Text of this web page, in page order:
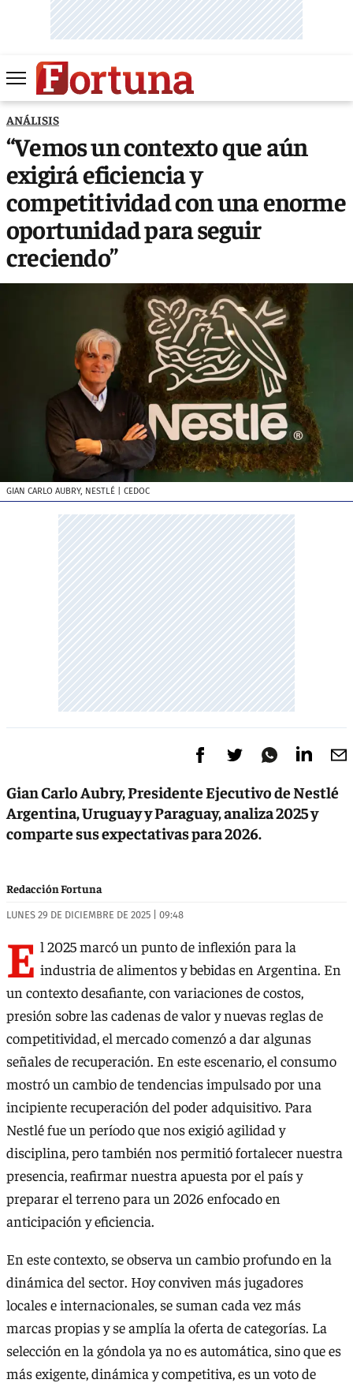
ANÁLISIS
“Vemos un contexto que aún
exigirá eficiencia y
competitividad con una enorme
oportunidad para seguir
creciendo”
GIAN CARLO AUBRY, NESTLÉ | CEDOC
Gian Carlo Aubry, Presidente Ejecutivo de Nestlé
Argentina, Uruguay y Paraguay, analiza 2025 y
comparte sus expectativas para 2026.
Redacción Fortuna
LUNES 29 DE DICIEMBRE DE 2025 | 09:48
E l 2025 marcó un punto de inflexión para la
industria de alimentos y bebidas en Argentina. En
un contexto desafiante, con variaciones de costos,
presión sobre las cadenas de valor y nuevas reglas de
competitividad, el mercado comenzó a dar algunas
señales de recuperación. En este escenario, el consumo
mostró un cambio de tendencias impulsado por una
incipiente recuperación del poder adquisitivo. Para
Nestlé fue un período que nos exigió agilidad y
disciplina, pero también nos permitió fortalecer nuestra
presencia, reafirmar nuestra apuesta por el país y
preparar el terreno para un 2026 enfocado en
anticipación y eficiencia.
En este contexto, se observa un cambio profundo en la
dinámica del sector. Hoy conviven más jugadores
locales e internacionales, se suman cada vez más
marcas propias y se amplía la oferta de categorías. La
selección en la góndola ya no es automática, sino que es
más exigente, dinámica y competitiva, es un voto de